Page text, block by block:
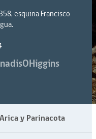
esquina Francisco
y Parinacota